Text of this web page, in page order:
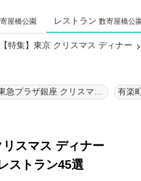
屋橋公園 レストラン 数寄屋橋公
【特集】東京 クリスマス ディナー
スマス ディナー
ストラン45選